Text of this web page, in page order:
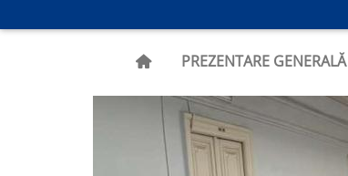
PREZENTARE GENERALĂ